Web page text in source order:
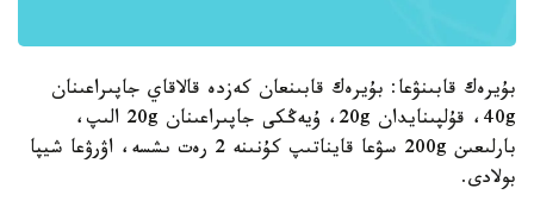
بۇيرەك قابىنۋعا: بۇيرەك قابىنعان كەزدە قالاقاي جاپىراعىنان
40g، قۇلپىنايدان 20g، ۇيەڭكى جاپىراعىنان 20g الىپ،
بارلىعىن 200g سۋعا قايناتىپ كۇنىنە 2 رەت ىشسە، اۋرۋعا شيپا
بولادى.